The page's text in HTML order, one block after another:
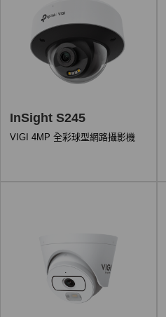
InSight S245
VIGI 4MP 全彩球型網路攝影機